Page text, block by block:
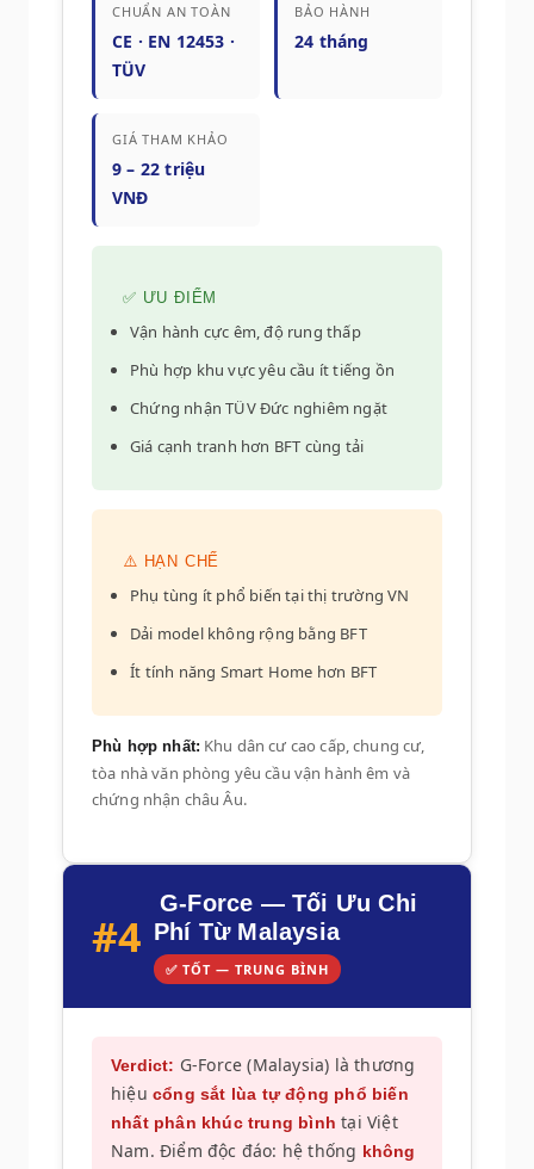
CHUẨN AN TOÀN
CE · EN 12453 ·
TÜV
BẢO HÀNH
24 tháng
GIÁ THAM KHẢO
9 – 22 triệu
VNĐ
✅ ƯU ĐIỂM
Vận hành cực êm, độ rung thấp
Phù hợp khu vực yêu cầu ít tiếng ồn
Chứng nhận TÜV Đức nghiêm ngặt
Giá cạnh tranh hơn BFT cùng tải
⚠️ HẠN CHẾ
Phụ tùng ít phổ biến tại thị trường VN
Dải model không rộng bằng BFT
Ít tính năng Smart Home hơn BFT
Phù hợp nhất: Khu dân cư cao cấp, chung cư,
tòa nhà văn phòng yêu cầu vận hành êm và
chứng nhận châu Âu.
#4
G-Force — Tối Ưu Chi
Phí Từ Malaysia
✅ TỐT — TRUNG BÌNH
Verdict: G-Force (Malaysia) là thương
hiệu cổng sắt lùa tự động phổ biến
nhất phân khúc trung bình tại Việt
Nam. Điểm độc đáo: hệ thống không